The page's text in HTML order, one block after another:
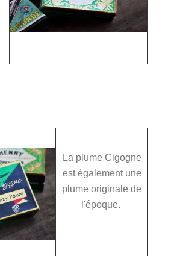
La plume Cigogne
est également une
plume originale de
l'époque.